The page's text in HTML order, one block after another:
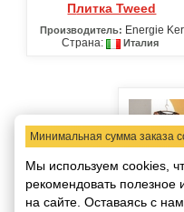
Плитка Tweed
Производитель: Energie Ker
Страна:
Италия
Минимальная сумма заказа
Мы используем cookies,
рекомендовать полезное
на сайте. Оставаясь с